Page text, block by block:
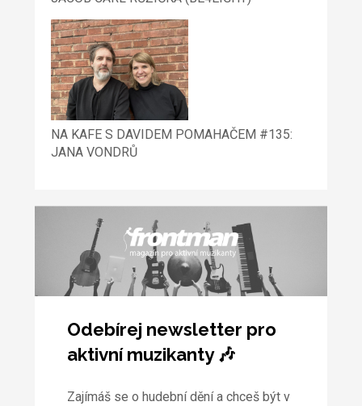
NA KAFE S DAVIDEM POMAHAČEM #135:
JANA VONDRŮ
Odebírej newsletter pro
aktivní muzikanty 🎶
Zajímáš se o hudební dění a chceš být v